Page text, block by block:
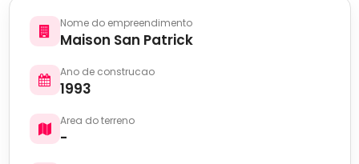
Nome do empreendimento
Maison San Patrick
Ano de construcao
1993
Area do terreno
-